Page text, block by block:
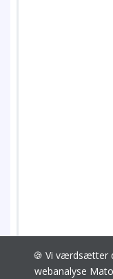
🍪 Vi værdsætter
webanalyse